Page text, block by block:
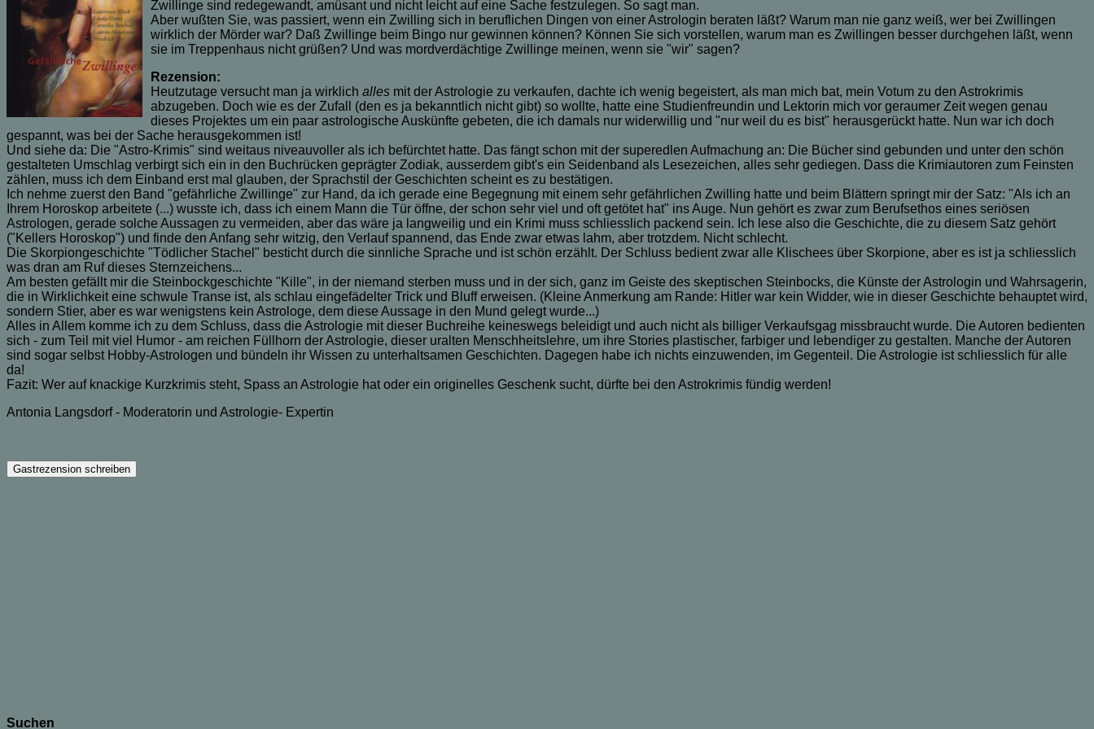
Zwillinge sind redegewandt, amüsant und nicht leicht auf eine Sache festzulegen. So sagt man.
Aber wußten Sie, was passiert, wenn ein Zwilling sich in beruflichen Dingen von einer Astrologin beraten läßt? Warum man nie ganz weiß, wer bei Zwillingen
wirklich der Mörder war? Daß Zwillinge beim Bingo nur gewinnen können? Können Sie sich vorstellen, warum man es Zwillingen besser durchgehen läßt, wenn
sie im Treppenhaus nicht grüßen? Und was mordverdächtige Zwillinge meinen, wenn sie "wir" sagen?
Rezension:
Heutzutage versucht man ja wirklich alles mit der Astrologie zu verkaufen, dachte ich wenig begeistert, als man mich bat, mein Votum zu den Astrokrimis
abzugeben. Doch wie es der Zufall (den es ja bekanntlich nicht gibt) so wollte, hatte eine Studienfreundin und Lektorin mich vor geraumer Zeit wegen genau
dieses Projektes um ein paar astrologische Auskünfte gebeten, die ich damals nur widerwillig und "nur weil du es bist" herausgerückt hatte. Nun war ich doch
gespannt, was bei der Sache herausgekommen ist!
Und siehe da: Die "Astro-Krimis" sind weitaus niveauvoller als ich befürchtet hatte. Das fängt schon mit der superedlen Aufmachung an: Die Bücher sind gebunden und unter den schön
gestalteten Umschlag verbirgt sich ein in den Buchrücken geprägter Zodiak, ausserdem gibt's ein Seidenband als Lesezeichen, alles sehr gediegen. Dass die Krimiautoren zum Feinsten
zählen, muss ich dem Einband erst mal glauben, der Sprachstil der Geschichten scheint es zu bestätigen.
Ich nehme zuerst den Band "gefährliche Zwillinge" zur Hand, da ich gerade eine Begegnung mit einem sehr gefährlichen Zwilling hatte und beim Blättern springt mir der Satz: "Als ich an
Ihrem Horoskop arbeitete (...) wusste ich, dass ich einem Mann die Tür öffne, der schon sehr viel und oft getötet hat" ins Auge. Nun gehört es zwar zum Berufsethos eines seriösen
Astrologen, gerade solche Aussagen zu vermeiden, aber das wäre ja langweilig und ein Krimi muss schliesslich packend sein. Ich lese also die Geschichte, die zu diesem Satz gehört
("Kellers Horoskop") und finde den Anfang sehr witzig, den Verlauf spannend, das Ende zwar etwas lahm, aber trotzdem. Nicht schlecht.
Die Skorpiongeschichte "Tödlicher Stachel" besticht durch die sinnliche Sprache und ist schön erzählt. Der Schluss bedient zwar alle Klischees über Skorpione, aber es ist ja schliesslich
was dran am Ruf dieses Sternzeichens...
Am besten gefällt mir die Steinbockgeschichte "Kille", in der niemand sterben muss und in der sich, ganz im Geiste des skeptischen Steinbocks, die Künste der Astrologin und Wahrsagerin,
die in Wirklichkeit eine schwule Transe ist, als schlau eingefädelter Trick und Bluff erweisen. (Kleine Anmerkung am Rande: Hitler war kein Widder, wie in dieser Geschichte behauptet wird,
sondern Stier, aber es war wenigstens kein Astrologe, dem diese Aussage in den Mund gelegt wurde...)
Alles in Allem komme ich zu dem Schluss, dass die Astrologie mit dieser Buchreihe keineswegs beleidigt und auch nicht als billiger Verkaufsgag missbraucht wurde. Die Autoren bedienten
sich - zum Teil mit viel Humor - am reichen Füllhorn der Astrologie, dieser uralten Menschheitslehre, um ihre Stories plastischer, farbiger und lebendiger zu gestalten. Manche der Autoren
sind sogar selbst Hobby-Astrologen und bündeln ihr Wissen zu unterhaltsamen Geschichten. Dagegen habe ich nichts einzuwenden, im Gegenteil. Die Astrologie ist schliesslich für alle
da!
Fazit: Wer auf knackige Kurzkrimis steht, Spass an Astrologie hat oder ein originelles Geschenk sucht, dürfte bei den Astrokrimis fündig werden!
Antonia Langsdorf - Moderatorin und Astrologie- Expertin
Suchen